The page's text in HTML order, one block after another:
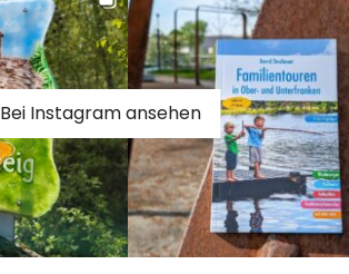
Bei Instagram ansehen